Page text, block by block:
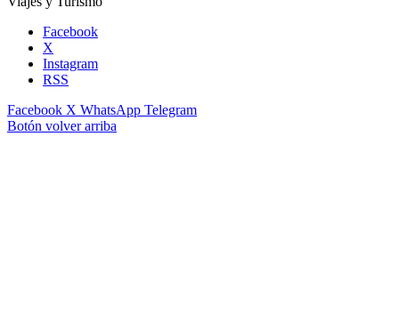
Facebook
X
Instagram
RSS
Facebook X WhatsApp Telegram
Botón volver arriba